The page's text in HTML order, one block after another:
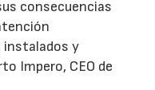
consecuencias
instalados y
Impero, CEO de